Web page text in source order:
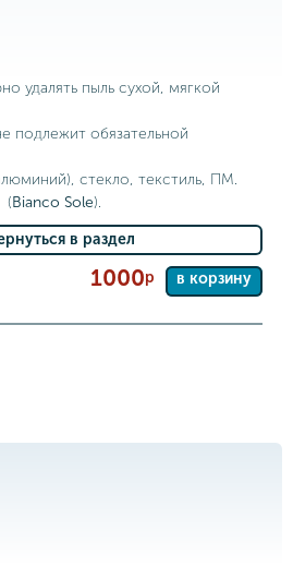
удалять пыль сухой, мягкой
подлежит обязательной
стекло, текстиль, ПМ.
(Bianco Sole).
в раздел
1000р в корзину